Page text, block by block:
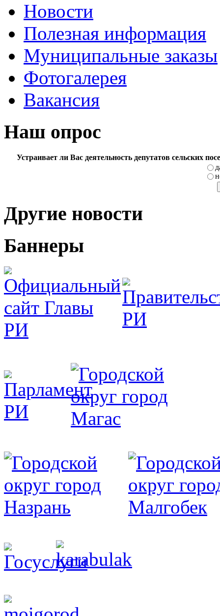
Новости
Полезная информация
Муниципальные заказы
Фотогалерея
Вакансия
Наш опрос
Устраивает ли Вас деятельность депутатов сельских
Другие новости
Баннеры